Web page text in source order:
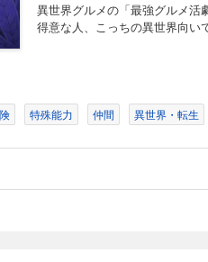
異世界グルメの「最強グルメ活
得意な人、こっちの異世界向い
特殊能力 仲間 異世界・転生